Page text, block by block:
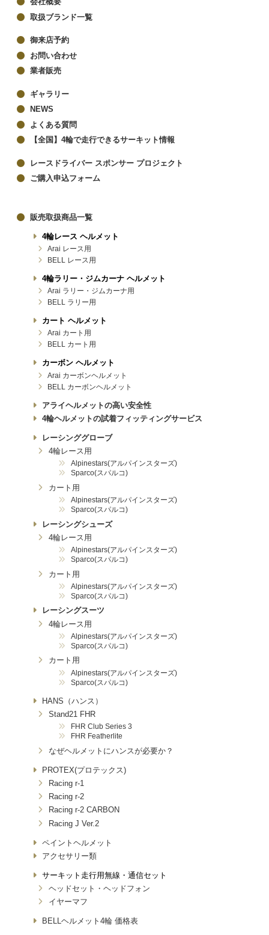
取扱ブランド一覧
御来店予約
お問い合わせ
業者販売
ギャラリー
NEWS
よくある質問
【全国】4輪で走行できるサーキット情報
レースドライバー スポンサー プロジェクト
ご購入申込フォーム
販売取扱商品一覧
4輪レース ヘルメット
Arai レース用
BELL レース用
4輪ラリー・ジムカーナ ヘルメット
Arai ラリー・ジムカーナ用
BELL ラリー用
カート ヘルメット
Arai カート用
BELL カート用
カーボン ヘルメット
Arai カーボンヘルメット
BELL カーボンヘルメット
アライヘルメットの高い安全性
4輪ヘルメットの試着フィッティングサービス
レーシンググローブ
4輪レース用
Alpinestars(アルパインスターズ)
Sparco(スパルコ)
カート用
Alpinestars(アルパインスターズ)
Sparco(スパルコ)
レーシングシューズ
4輪レース用
Alpinestars(アルパインスターズ)
Sparco(スパルコ)
カート用
Alpinestars(アルパインスターズ)
Sparco(スパルコ)
レーシングスーツ
4輪レース用
Alpinestars(アルパインスターズ)
Sparco(スパルコ)
カート用
Alpinestars(アルパインスターズ)
Sparco(スパルコ)
HANS（ハンス）
Stand21 FHR
FHR Club Series 3
FHR Featherlite
なぜヘルメットにハンスが必要か？
PROTEX(プロテックス)
Racing r-1
Racing r-2
Racing r-2 CARBON
Racing J Ver.2
ペイントヘルメット
アクセサリー類
サーキット走行用無線・通信セット
ヘッドセット・ヘッドフォン
イヤーマフ
BELLヘルメット4輪 価格表